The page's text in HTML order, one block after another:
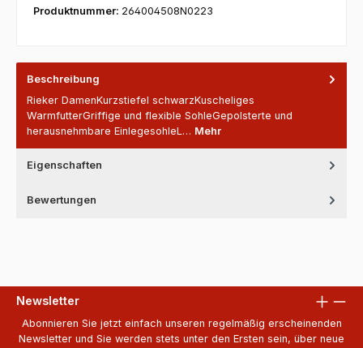
Produktnummer: 264004508N0223
Beschreibung
Rieker DamenKurzstiefel schwarzKuscheliges
WarmfutterGriffige und flexible SohleGepolsterte und
herausnehmbare EinlegesohleL… Mehr
Eigenschaften
Bewertungen
Newsletter
Abonnieren Sie jetzt einfach unseren regelmäßig erscheinenden
Newsletter und Sie werden stets unter den Ersten sein, über neue